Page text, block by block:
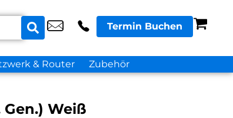
Termin Buchen
& Router Zubehör
Weiß